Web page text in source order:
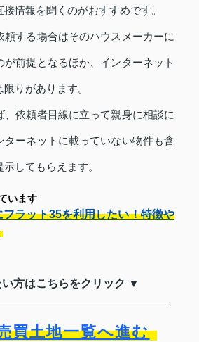
情報を聞くのがおすすめです。
頼する場合はそのハウスメーカーに
が前提となるほか、インターネット
りがあります。
、依頼者目線に立って親身に相談に
ターネットに載っていない物件も含
してもらえます。
います
ラット35を利用したい！特徴や
方はこちらをクリック ▼
買土地一覧へ進む